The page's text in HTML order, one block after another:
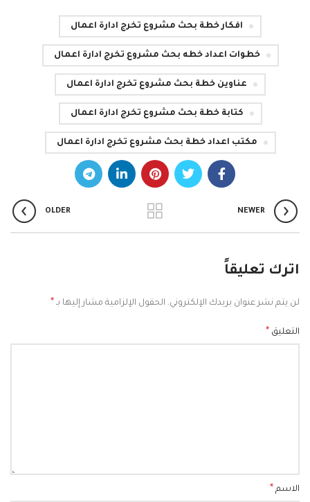
افكار خطة بحث مشروع تخرج ادارة اعمال
خطوات اعداد خطه بحث مشروع تخرج ادارة اعمال
عناوين خطة بحث مشروع تخرج ادارة اعمال
كتابة خطة بحث مشروع تخرج ادارة اعمال
مكتب اعداد خطة بحث مشروع تخرج ادارة اعمال
NEWER
OLDER
اترك تعليقاً
لن يتم نشر عنوان بريدك الإلكتروني. الحقول الإلزامية مشار إليها بـ *
التعليق *
الاسم *